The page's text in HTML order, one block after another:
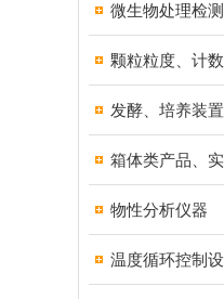
微生物处理检
发酵、培养装置
箱体类产品、
物性分析仪器
温度循环控制